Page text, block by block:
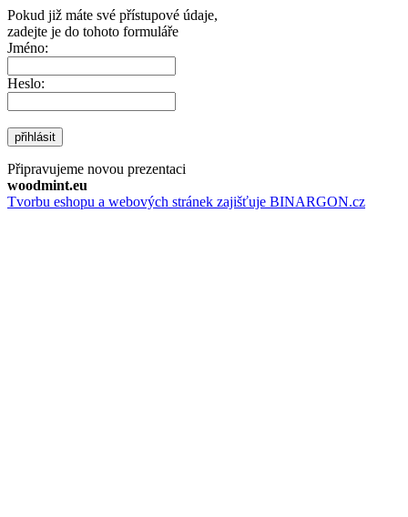
Pokud již máte své přístupové údaje,
zadejte je do tohoto formuláře
Jméno:
Heslo:
přihlásit
Připravujeme novou prezentaci
woodmint.eu
Tvorbu eshopu a webových stránek zajišťuje BINARGON.cz